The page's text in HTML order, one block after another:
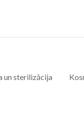
un sterilizācija